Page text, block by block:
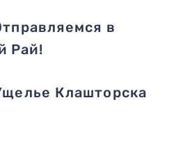
в
Рай!
Клашторска